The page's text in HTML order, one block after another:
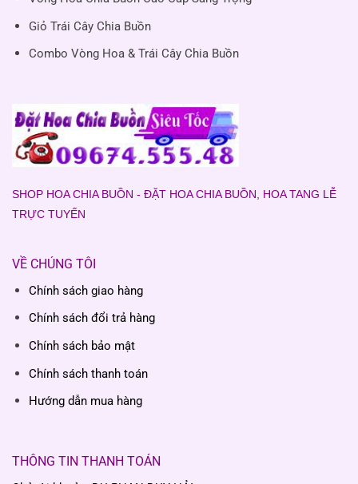
Giỏ Trái Cây Chia Buồn
Combo Vòng Hoa & Trái Cây Chia Buồn
SHOP HOA CHIA BUỒN - ĐẶT HOA CHIA BUỒN, HOA TANG LỄ
TRỰC TUYẾN
VỀ CHÚNG TÔI
Chính sách giao hàng
Chính sách đổi trả hàng
Chính sách bảo mật
Chính sách thanh toán
Hướng dẫn mua hàng
THÔNG TIN THANH TOÁN